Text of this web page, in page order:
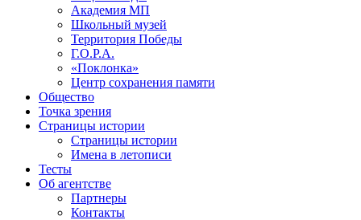
Академия МП
Школьный музей
Территория Победы
Г.О.Р.А.
«Поклонка»
Центр сохранения памяти
Общество
Точка зрения
Страницы истории
Страницы истории
Имена в летописи
Тесты
Об агентстве
Партнеры
Контакты